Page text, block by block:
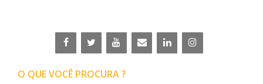
Museus e Espaços Interativos
Bibliotecas
O QUE VOCÊ PROCURA ?